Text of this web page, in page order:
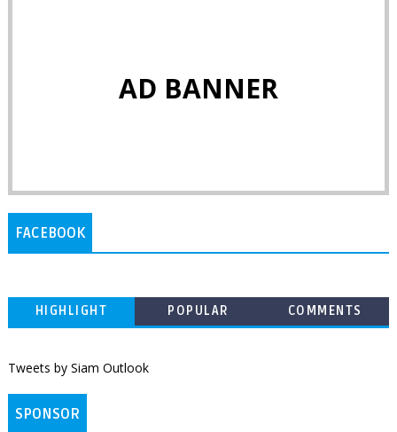
AD BANNER
FACEBOOK
HIGHLIGHT POPULAR COMMENTS
Tweets by Siam Outlook
SPONSOR